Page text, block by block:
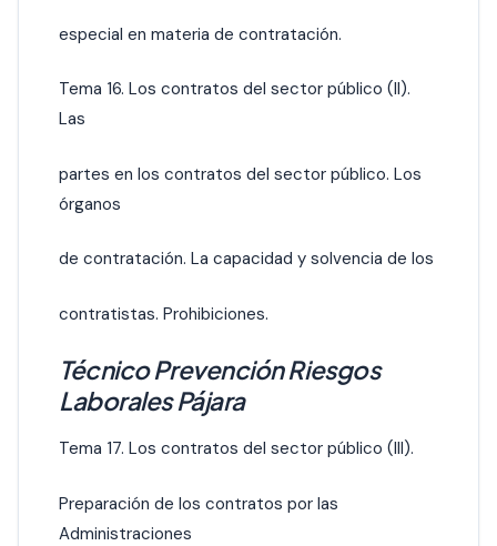
especial en materia de contratación.
Tema 16. Los contratos del sector público (II).
Las
partes en los contratos del sector público. Los
órganos
de contratación. La capacidad y solvencia de los
contratistas. Prohibiciones.
Técnico Prevención Riesgos
Laborales Pájara
Tema 17. Los contratos del sector público (III).
Preparación de los contratos por las
Administraciones